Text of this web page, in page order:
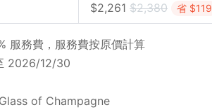
$2,261 $2,380 省 $119
服務費，服務費按原價計算
2026/12/30
of Champagne